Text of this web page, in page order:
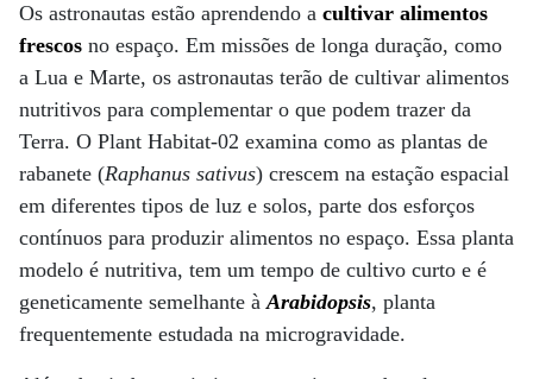
Os astronautas estão aprendendo a cultivar alimentos
frescos no espaço. Em missões de longa duração, como
a Lua e Marte, os astronautas terão de cultivar alimentos
nutritivos para complementar o que podem trazer da
Terra. O Plant Habitat-02 examina como as plantas de
rabanete (Raphanus sativus) crescem na estação espacial
em diferentes tipos de luz e solos, parte dos esforços
contínuos para produzir alimentos no espaço. Essa planta
modelo é nutritiva, tem um tempo de cultivo curto e é
geneticamente semelhante àArabidopsis, planta
frequentemente estudada na microgravidade.